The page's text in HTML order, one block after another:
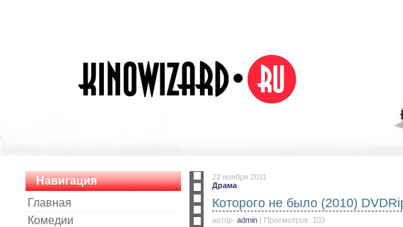
Навигация
Главная
Комедии
22 ноября 2011
Драма
Которого не было (2010)
автор: admin | Просмотров: 103